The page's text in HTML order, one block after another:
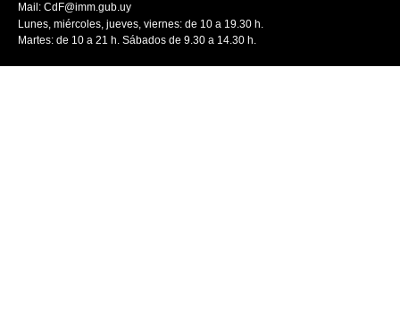
Mail: CdF@imm.gub.uy
Lunes, miércoles, jueves, viernes: de 10 a 19.30 h.
Martes: de 10 a 21 h. Sábados de 9.30 a 14.30 h.